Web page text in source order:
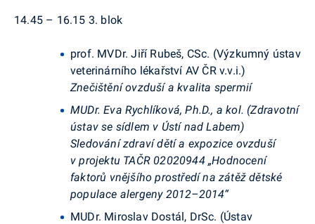
14.45 – 16.15 3. blok
prof. MVDr. Jiří Rubeš, CSc. (Výzkumný ústav
veterinárního lékařství AV ČR v.v.i.)
Znečištění ovzduší a kvalita spermií
MUDr. Eva Rychlíková, Ph.D., a kol. (Zdravotní
ústav se sídlem v Ústí nad Labem)
Sledování zdraví dětí a expozice ovzduší
v projektu TAČR 02020944 „Hodnocení
faktorů vnějšího prostředí na zátěž dětské
populace alergeny 2012–2014“
MUDr. Miroslav Dostál, DrSc. (Ústav